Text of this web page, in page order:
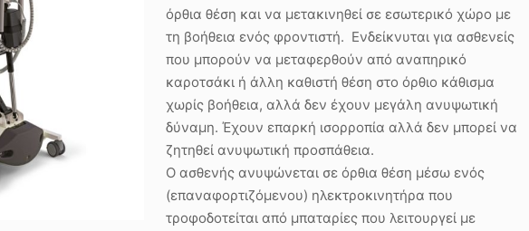
όρθια θέση και να μετακινηθεί σε εσωτερικό χώρο με
τη βοήθεια ενός φροντιστή. Ενδείκνυται για ασθενείς
που μπορούν να μεταφερθούν από αναπηρικό
καροτσάκι ή άλλη καθιστή θέση στο όρθιο κάθισμα
χωρίς βοήθεια, αλλά δεν έχουν μεγάλη ανυψωτική
δύναμη. Έχουν επαρκή ισορροπία αλλά δεν μπορεί να
ζητηθεί ανυψωτική προσπάθεια.
Ο ασθενής ανυψώνεται σε όρθια θέση μέσω ενός
(επαναφορτιζόμενου) ηλεκτροκινητήρα που
τροφοδοτείται από μπαταρίες που λειτουργεί με